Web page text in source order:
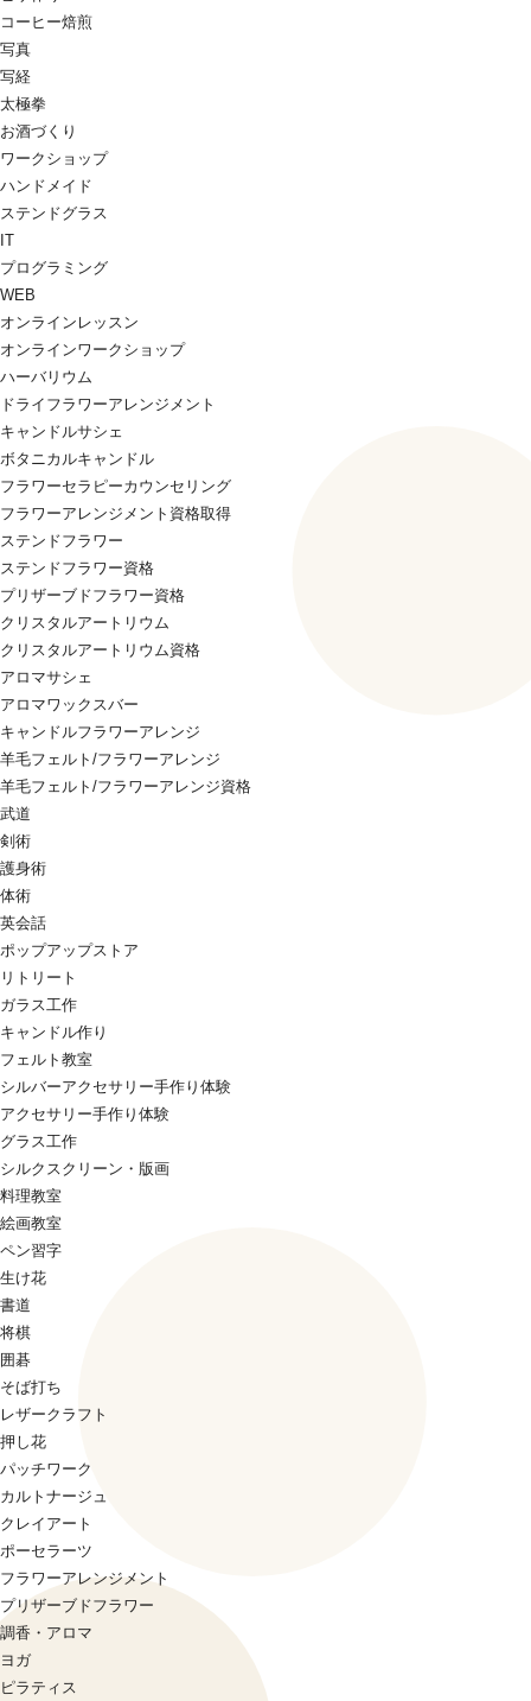
コーヒー焙煎
写真
写経
太極拳
お酒づくり
ワークショップ
ハンドメイド
ステンドグラス
IT
プログラミング
WEB
オンラインレッスン
オンラインワークショップ
ハーバリウム
ドライフラワーアレンジメント
キャンドルサシェ
ボタニカルキャンドル
フラワーセラピーカウンセリング
フラワーアレンジメント資格取得
ステンドフラワー
ステンドフラワー資格
プリザーブドフラワー資格
クリスタルアートリウム
クリスタルアートリウム資格
アロマサシェ
アロマワックスバー
キャンドルフラワーアレンジ
羊毛フェルト/フラワーアレンジ
羊毛フェルト/フラワーアレンジ資格
武道
剣術
護身術
体術
英会話
ポップアップストア
リトリート
ガラス工作
キャンドル作り
フェルト教室
シルバーアクセサリー手作り体験
アクセサリー手作り体験
グラス工作
シルクスクリーン・版画
料理教室
絵画教室
ペン習字
生け花
書道
将棋
囲碁
そば打ち
レザークラフト
押し花
パッチワーク
カルトナージュ
クレイアート
ポーセラーツ
フラワーアレンジメント
プリザーブドフラワー
調香・アロマ
ヨガ
ピラティス